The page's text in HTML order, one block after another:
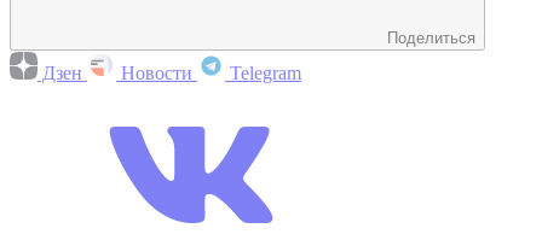
Поделиться
Дзен Новости Telegram